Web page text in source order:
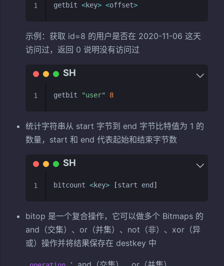
getbit <key> <offset>
1
示例：获取 id=8 的用户是否在 2020-11-06 这天
访问过，返回 0 说明没有访问过
getbit "user" 8
1
统计字符串从 start 字节到 end 字节比特值为 1 的
数量，start 和 end 代表起始和结束字节数
bitcount <key> [start end ]
1
bitop 是一个复合操作，它可以做多个 Bitmaps 的
and（交集）、or（并集）、not（非）、xor（异
或）操作并将结果保存在 destkey 中